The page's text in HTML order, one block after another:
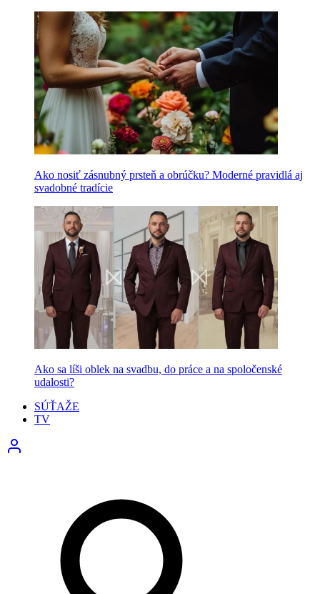
Ako nosiť zásnubný prsteň a obrúčku? Moderné pravidlá aj
svadobné tradície
Ako sa líši oblek na svadbu, do práce a na spoločenské
udalosti?
SÚŤAŽE
TV